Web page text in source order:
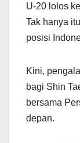
U-20 lolos
Tak hanya
posisi
Kini,
bagi Shin
bersama
depan.